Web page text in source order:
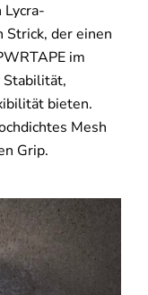
Strick, der einen
im
bieten.
Mesh
Grip.